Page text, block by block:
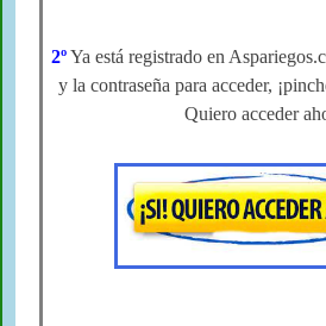
2ºYa está registrado en
y la contraseña para acceder,
Quiero acceder